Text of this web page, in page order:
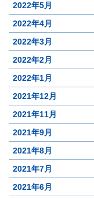
2022年5月
2022年4月
2022年3月
2022年2月
2022年1月
2021年12月
2021年11月
2021年9月
2021年8月
2021年7月
2021年6月